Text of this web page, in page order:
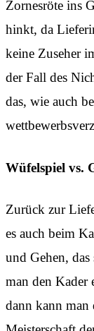
Zornesröte ins
hinkt, da
keine Zuseher
der Fall des
das, wie auch
Wüfelspiel vs.
Zurück zur
es auch beim
und Gehen,
man den Kader
dann kann man